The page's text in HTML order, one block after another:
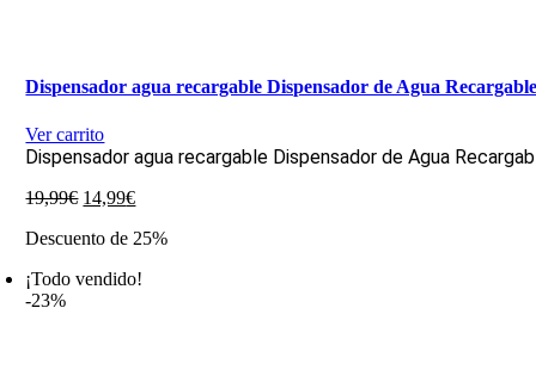
Dispensador agua recargable Dispensador de Agua
Ver carrito
Dispensador agua recargable Dispensador de Agua
19,99€ El
original
19,99€.
14,99€El
actual
14,99€.
Descuento de 25%
¡Todo vendido!
-23%